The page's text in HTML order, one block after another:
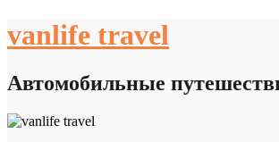
to
vanlife travel
Автомобильные